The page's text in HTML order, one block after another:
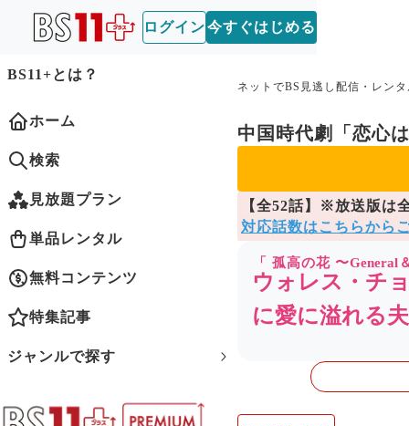
ログイン今すぐはじめる
BS11+とは？
ホーム
検索
見放題プラン
単品レンタル
無料コンテンツ
特集記事
ジャンルで探す
ネットでBS見逃し配信・レン
中国時代劇「恋心
【全52話】※放送版は
対応話数はこちらから
ウォレス・チ
「 孤高の花 〜General
に愛に溢れる
イントロダクション